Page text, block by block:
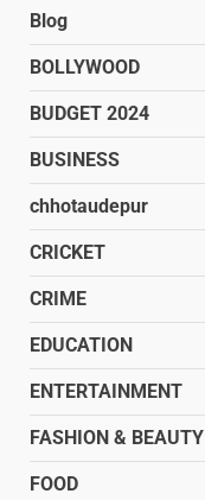
Blog
BOLLYWOOD
BUDGET 2024
BUSINESS
chhotaudepur
CRICKET
CRIME
EDUCATION
ENTERTAINMENT
FASHION & BEAUTY
FOOD